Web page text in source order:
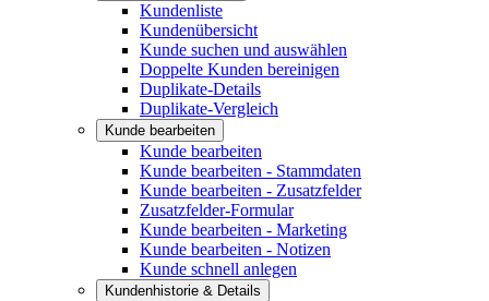
Kundenliste
Kundenübersicht
Kunde suchen und auswählen
Doppelte Kunden bereinigen
Duplikate-Details
Duplikate-Vergleich
Kunde bearbeiten
Kunde bearbeiten
Kunde bearbeiten - Stammdaten
Kunde bearbeiten - Zusatzfelder
Zusatzfelder-Formular
Kunde bearbeiten - Marketing
Kunde bearbeiten - Notizen
Kunde schnell anlegen
Kundenhistorie & Details